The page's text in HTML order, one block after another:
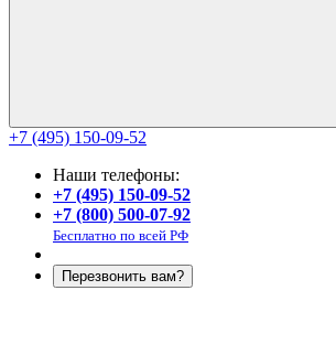
+7 (495) 150-09-52
Наши телефоны:
+7 (495) 150-09-52
+7 (800) 500-07-92
Бесплатно по всей РФ
Перезвонить вам?